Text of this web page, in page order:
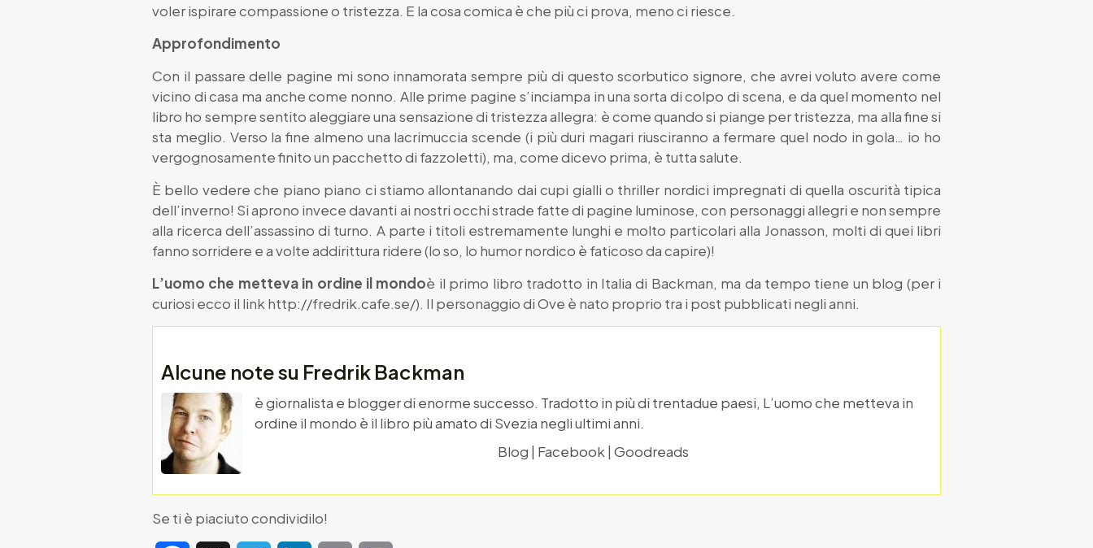
voler ispirare compassione o tristezza. E la cosa comica è che più ci prova, meno ci riesce.
Approfondimento
Con il passare delle pagine mi sono innamorata sempre più di questo scorbutico signore, che avrei voluto avere come
vicino di casa ma anche come nonno. Alle prime pagine s’inciampa in una sorta di colpo di scena, e da quel momento nel
libro ho sempre sentito aleggiare una sensazione di tristezza allegra: è come quando si piange per tristezza, ma alla fine si
sta meglio. Verso la fine almeno una lacrimuccia scende (i più duri magari riusciranno a fermare quel nodo in gola… io ho
vergognosamente finito un pacchetto di fazzoletti), ma, come dicevo prima, è tutta salute.
È bello vedere che piano piano ci stiamo allontanando dai cupi gialli o thriller nordici impregnati di quella oscurità tipica
dell’inverno! Si aprono invece davanti ai nostri occhi strade fatte di pagine luminose, con personaggi allegri e non sempre
alla ricerca dell’assassino di turno. A parte i titoli estremamente lunghi e molto particolari alla Jonasson, molti di quei libri
fanno sorridere e a volte addirittura ridere (lo so, lo humor nordico è faticoso da capire)!
L’uomo che metteva in ordine il mondoè il primo libro tradotto in Italia di Backman, ma da tempo tiene un blog (per i
curiosi ecco il link http://fredrik.cafe.se/). Il personaggio di Ove è nato proprio tra i post pubblicati negli anni.
Alcune note su Fredrik Backman
è giornalista e blogger di enorme successo. Tradotto in più di trentadue paesi, L’uomo che metteva in
ordine il mondo è il libro più amato di Svezia negli ultimi anni.
Blog | Facebook | Goodreads
Se ti è piaciuto condividilo!